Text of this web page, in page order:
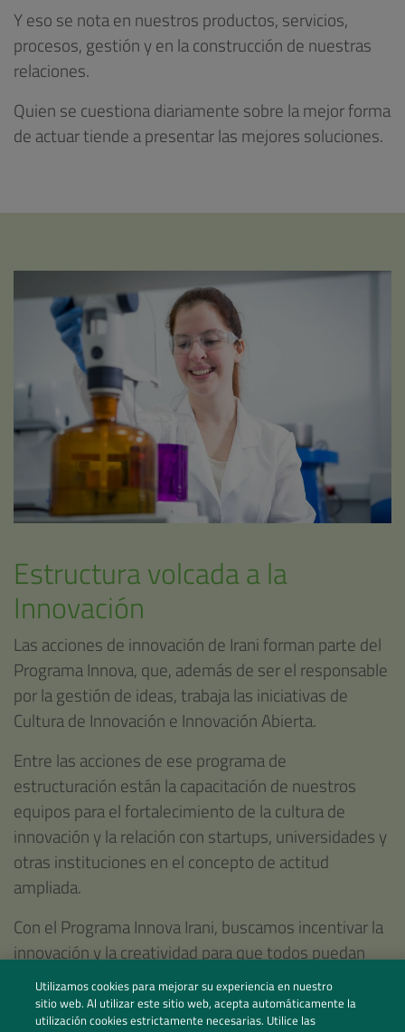
Y eso se nota en nuestros productos, servicios,
procesos, gestión y en la construcción de nuestras
relaciones.
Quien se cuestiona diariamente sobre la mejor forma
de actuar tiende a presentar las mejores soluciones.
Estructura volcada a la
Innovación
Las acciones de innovación de Irani forman parte del
Programa Innova, que, además de ser el responsable
por la gestión de ideas, trabaja las iniciativas de
Cultura de Innovación e Innovación Abierta.
Entre las acciones de ese programa de
estructuración están la capacitación de nuestros
equipos para el fortalecimiento de la cultura de
innovación y la relación con startups, universidades y
otras instituciones en el concepto de actitud
ampliada.
Con el Programa Innova Irani, buscamos incentivar la
innovación y la creatividad para que todos puedan
destacarse e incrementar los resultados.
Utilizamos cookies para mejorar su experiencia en nuestro
sitio web. Al utilizar este sitio web, acepta automáticamente la
utilización cookies estrictamente necesarias. Utilice las